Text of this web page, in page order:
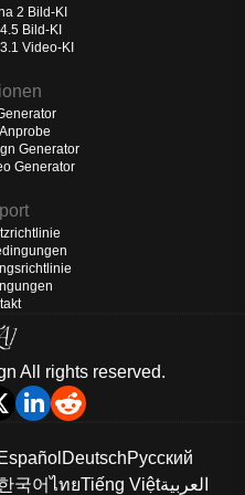
2 Bild-KI
Bild-KI
Video-KI
Generator
Generator
All rights reserved.
DeutschРусский
국어ไทยTiếng Việtالعربية